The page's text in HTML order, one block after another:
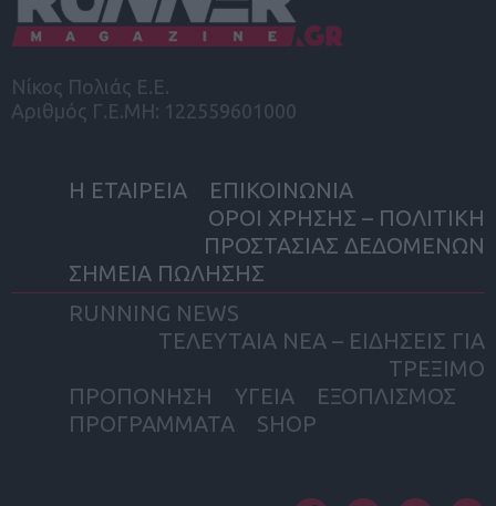
Νίκος Πολιάς Ε.Ε.
Αριθμός Γ.Ε.ΜΗ: 122559601000
Η ΕΤΑΙΡΕΙΑ
ΕΠΙΚΟΙΝΩΝΙΑ
ΟΡΟΙ ΧΡΗΣΗΣ – ΠΟΛΙΤΙΚΗ
ΠΡΟΣΤΑΣΙΑΣ ΔΕΔΟΜΕΝΩΝ
ΣΗΜΕΙΑ ΠΩΛΗΣΗΣ
RUNNING NEWS
ΤΕΛΕΥΤΑΙΑ ΝΕΑ – ΕΙΔΗΣΕΙΣ ΓΙΑ
ΤΡΕΞΙΜΟ
ΠΡΟΠΟΝΗΣΗ
ΥΓΕΙΑ
ΕΞΟΠΛΙΣΜΟΣ
ΠΡΟΓΡΑΜΜΑΤΑ
SHOP